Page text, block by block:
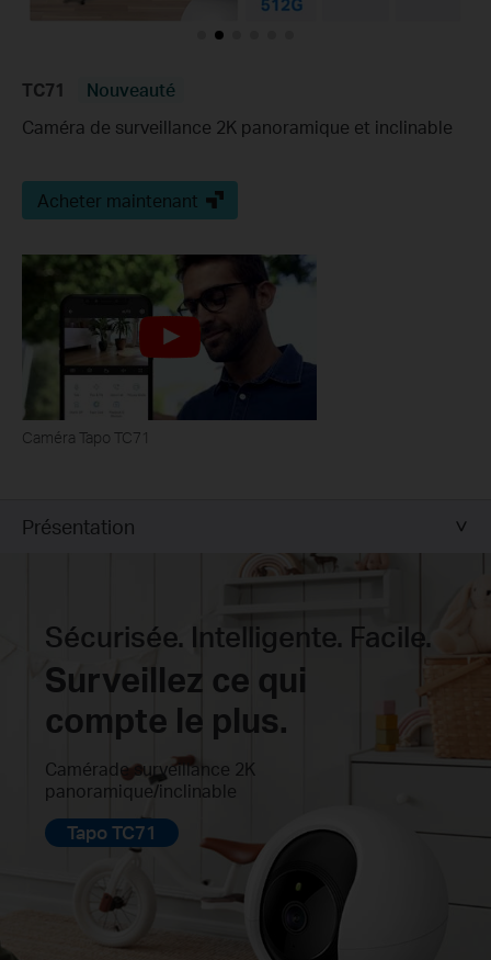
TC71
Nouveauté
Caméra de surveillance 2K panoramique et inclinable
Acheter maintenant
Caméra Tapo TC71
Présentation
Sécurisée. Intelligente. Facile.
Surveillez ce qui
compte le plus.
Camérade surveillance 2K
panoramique/inclinable
Tapo TC71